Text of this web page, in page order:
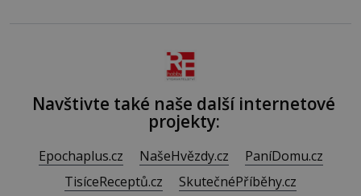
Navštivte také naše další internetové
projekty:
Epochaplus.cz NašeHvězdy.cz
PaníDomu.cz
TisíceReceptů.cz
SkutečnéPříběhy.cz